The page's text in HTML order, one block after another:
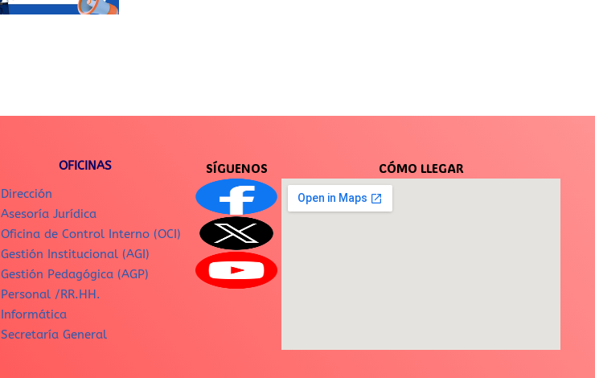
OFICINAS
Dirección
Asesoría Jurídica
Oficina de Control Interno (OCI)
Gestión Institucional (AGI)
Gestión Pedagógica (AGP)
Personal /RR.HH.
Informática
Secretaría General
SÍGUENOS CÓMO LLEGAR